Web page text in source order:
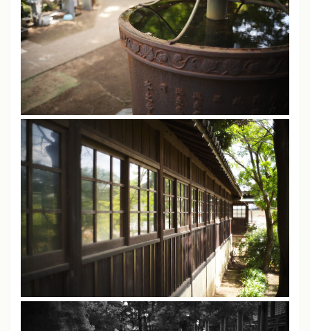
Zeiss
Zunow
Other
ALL